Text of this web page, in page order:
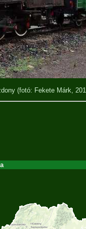
(fotó: Fekete Márk,